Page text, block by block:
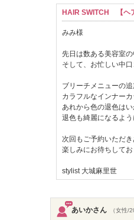
HAIR SWITCH 【ヘ
みみ様
先日は数ある美容室
そして、お忙しい中
ブリーチメニューの
カラフルなインナー
あれから色の退色は
退色も綺麗になるよ
次回もご予約いただ
楽しみにお待ちしてお
stylist 大城麻里世
あいかさん （女性/